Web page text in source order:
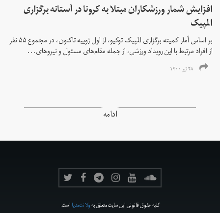
افزایش شمار ورزشکاران مبتلا به کرونا در آستانه برگزاری
المپیک
بر اساس آمار کمیته برگزاری المپیک توکیو، از اول ژوییه تاکنون، در مجموع ۵۵ نفر
از افراد مرتبط با این رویداد ورزشی، از جمله مقام‌های مسئول و نیروهای...
۲۸ تیر ۱۴۰۰
ادامه
کلیه حقوق قانونی این سایت متعلق بهولانت‌مدیااست.